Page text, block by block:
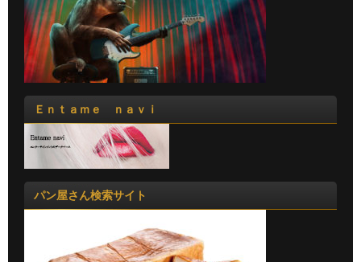
Ｅｎｔａｍｅ ｎａｖｉ
パン屋さん検索サイト